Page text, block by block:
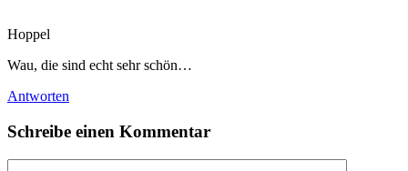
Hoppel
Wau, die sind echt sehr schön…
Antworten
Schreibe einen Kommentar